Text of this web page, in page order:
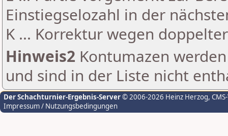
Einstiegselozahl in der
K ... Korrektur wegen
Hinweis2 Kontumazen
und sind in der Liste nicht
Der Schachturnier-Ergebnis-Server© 2006-2026 Heinz Herzog,
Impressum / Nutzungsbedingungen